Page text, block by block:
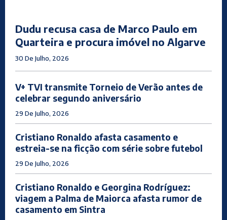
Dudu recusa casa de Marco Paulo em
Quarteira e procura imóvel no Algarve
30 De Julho, 2026
V+ TVI transmite Torneio de Verão antes de
celebrar segundo aniversário
29 De Julho, 2026
Cristiano Ronaldo afasta casamento e
estreia-se na ficção com série sobre futebol
29 De Julho, 2026
Cristiano Ronaldo e Georgina Rodríguez:
viagem a Palma de Maiorca afasta rumor de
casamento em Sintra